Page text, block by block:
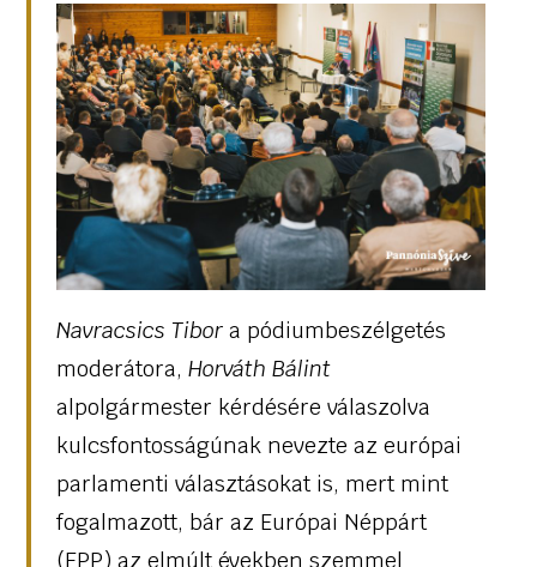
Navracsics Tibora pódiumbeszélgetés
moderátora, Horváth Bálint
alpolgármester kérdésére válaszolva
kulcsfontosságúnak nevezte az európai
parlamenti választásokat is, mert mint
fogalmazott, bár az Európai Néppárt
(EPP) az elmúlt években szemmel